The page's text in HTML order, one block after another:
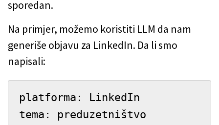
sporedan.
Na primjer, možemo koristiti LLM da nam
generiše objavu za LinkedIn. Da li smo
napisali:
platforma: LinkedIn
tema: preduzetništvo